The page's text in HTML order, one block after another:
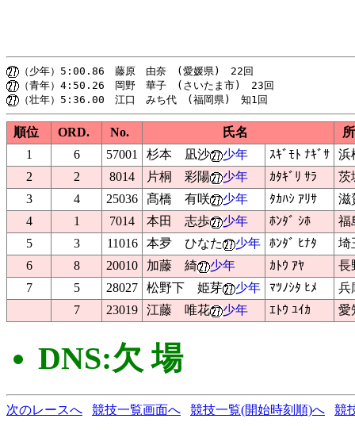
順位 ORD. No. 氏名
1
6 57001 杉本 凪沙 少年 ｽｷﾞﾓﾄ ﾅｷﾞｻ
浜
2
2 8014 片桐 彩陽 少年 ｶﾀｷﾞﾘ ｻﾗ
茨
3
4 25036 髙橋 有咲 少年 ﾀｶﾊｼ ｱﾘｻ
滋
4
1 7014 本田 志歩 少年 ﾎﾝﾀﾞ ｼﾎ
福
5
3 11016 本夛 ひなた 少年 ﾎﾝﾀﾞ ﾋﾅﾀ
埼
6
8 20010 加藤 綺 少年 ｶﾄｳ ｱﾔ
長
7
5 28027 松野下 姫芽 少年 ﾏﾂﾉｼﾀ ﾋﾒ
兵
7
23019 江藤 唯花 少年 ｴﾄｳ ﾕｲｶ 愛
DNS:欠 場
次のレースへ 競技一覧画面へ 競技一覧(開始時刻順)へ 競